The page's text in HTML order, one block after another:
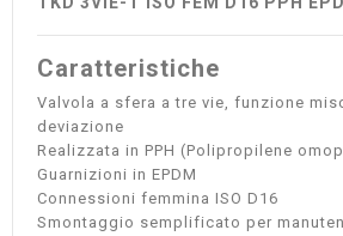
Caratteristiche
Valvola a sfera a tre vie, funzione
deviazione
Realizzata in PPH (Polipropilene
Guarnizioni in EPDM
Connessioni femmina ISO D16
Smontaggio semplificato per